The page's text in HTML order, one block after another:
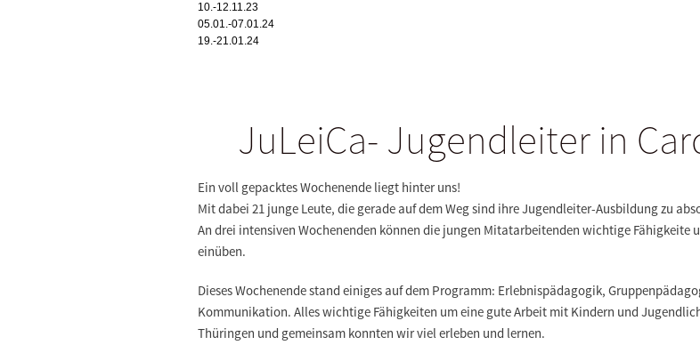
10.-12.11.23
05.01.-07.01.24
19.-21.01.24
JuLeiCa- Jugendleiter in
Ein voll gepacktes Wochenende liegt hinter uns!
Mit dabei 21 junge Leute, die gerade auf dem Weg sind ihre Jugendleiter-Ausbildung zu
An drei intensiven Wochenenden können die jungen Mitatarbeitenden wichtige Fähigkeite
einüben.
Dieses Wochenende stand einiges auf dem Programm: Erlebnispädagogik,
Kommunikation. Alles wichtige Fähigkeiten um eine gute Arbeit mit Kindern und
Thüringen und gemeinsam konnten wir viel erleben und lernen.